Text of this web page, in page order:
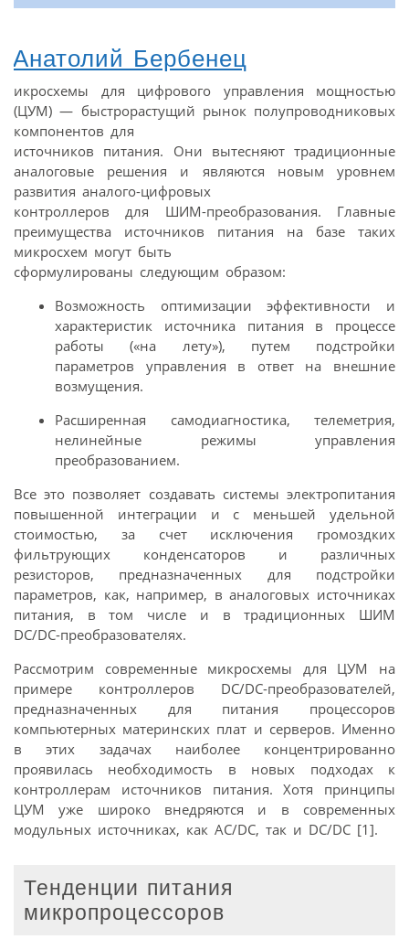
Анатолий Бербенец
икросхемы для цифрового управления мощностью
(ЦУМ) — быстрорастущий рынок полупроводниковых
компонентов для
источников питания. Они вытесняют традиционные
аналоговые решения и являются новым уровнем
развития аналого-цифровых
контроллеров для ШИМ-преобразования. Главные
преимущества источников питания на базе таких
микросхем могут быть
сформулированы следующим образом:
Возможность оптимизации эффективности и
характеристик источника питания в процессе
работы («на лету»), путем подстройки
параметров управления в ответ на внешние
возмущения.
Расширенная самодиагностика, телеметрия,
нелинейные режимы управления
преобразованием.
Все это позволяет создавать системы электропитания
повышенной интеграции и с меньшей удельной
стоимостью, за счет исключения громоздких
фильтрующих конденсаторов и различных
резисторов, предназначенных для подстройки
параметров, как, например, в аналоговых источниках
питания, в том числе и в традиционных ШИМ
DC/DC-преобразователях.
Рассмотрим современные микросхемы для ЦУМ на
примере контроллеров DC/DC-преобразователей,
предназначенных для питания процессоров
компьютерных материнских плат и серверов. Именно
в этих задачах наиболее концентрированно
проявилась необходимость в новых подходах к
контроллерам источников питания. Хотя принципы
ЦУМ уже широко внедряются и в современных
модульных источниках, как AC/DC, так и DC/DC [1].
Тенденции питания
микропроцессоров